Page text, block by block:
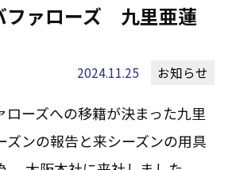
ファローズ 九里亜蓮
2024.11.25 お知らせ
ローズへの移籍が決まった九里
ズンの報告と来シーズンの用具